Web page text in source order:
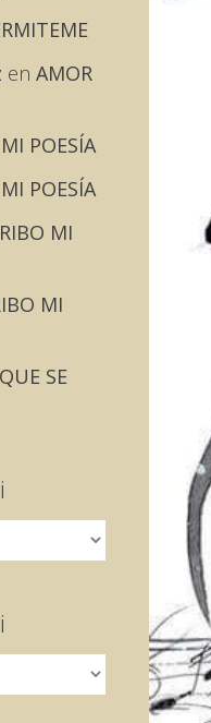
en AMOR
POESÍA
POESÍA
MI
MI
SE